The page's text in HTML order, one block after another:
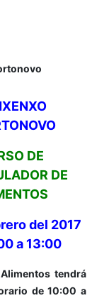
DE
DE
del 2017
a 13:00
tendrá
de 10:00 a